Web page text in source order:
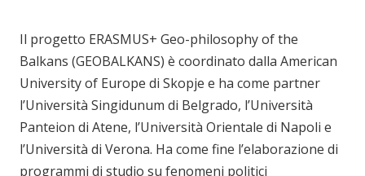
Il progetto ERASMUS+ Geo-philosophy of the
Balkans (GEOBALKANS) è coordinato dalla American
University of Europe di Skopje e ha come partner
l’Università Singidunum di Belgrado, l’Università
Panteion di Atene, l’Università Orientale di Napoli e
l’Università di Verona. Ha come fine l’elaborazione di
programmi di studio su fenomeni politici